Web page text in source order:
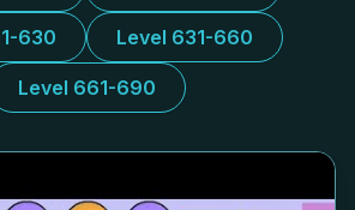
630 Level 631-660
Level 661-690